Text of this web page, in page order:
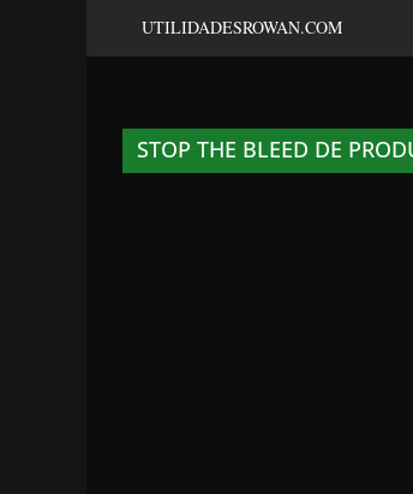
UTILIDADESROWAN.COM
STOP THE BLEED DE